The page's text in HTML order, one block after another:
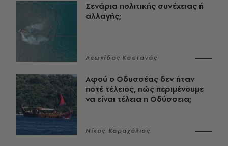
Σενάρια πολιτικής συνέχειας ή
αλλαγής;
Λεωνίδας Καστανάς
Αφού ο Οδυσσέας δεν ήταν
ποτέ τέλειος, πώς περιμένουμε
να είναι τέλεια η Οδύσσεια;
Νίκος Καραχάλιος